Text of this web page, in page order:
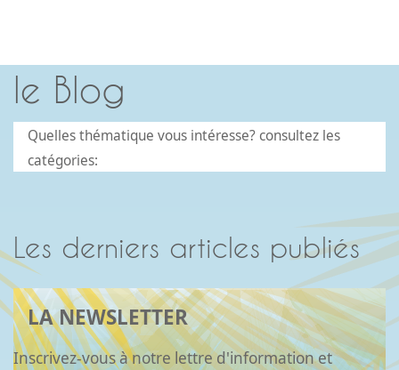
le Blog
Quelles thématique vous intéresse? consultez les
catégories:
Les derniers articles publiés
LA NEWSLETTER
Inscrivez-vous à notre lettre d'information et